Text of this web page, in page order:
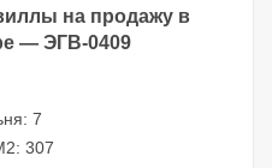
на продажу в
— ЭГВ-0409
7
307